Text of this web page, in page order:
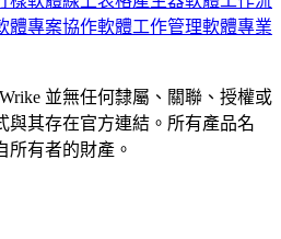
體專案協作軟體工作管理軟體專業
並無任何隸屬、關聯、授權或
與其存在官方連結。所有產品名
所有者的財產。